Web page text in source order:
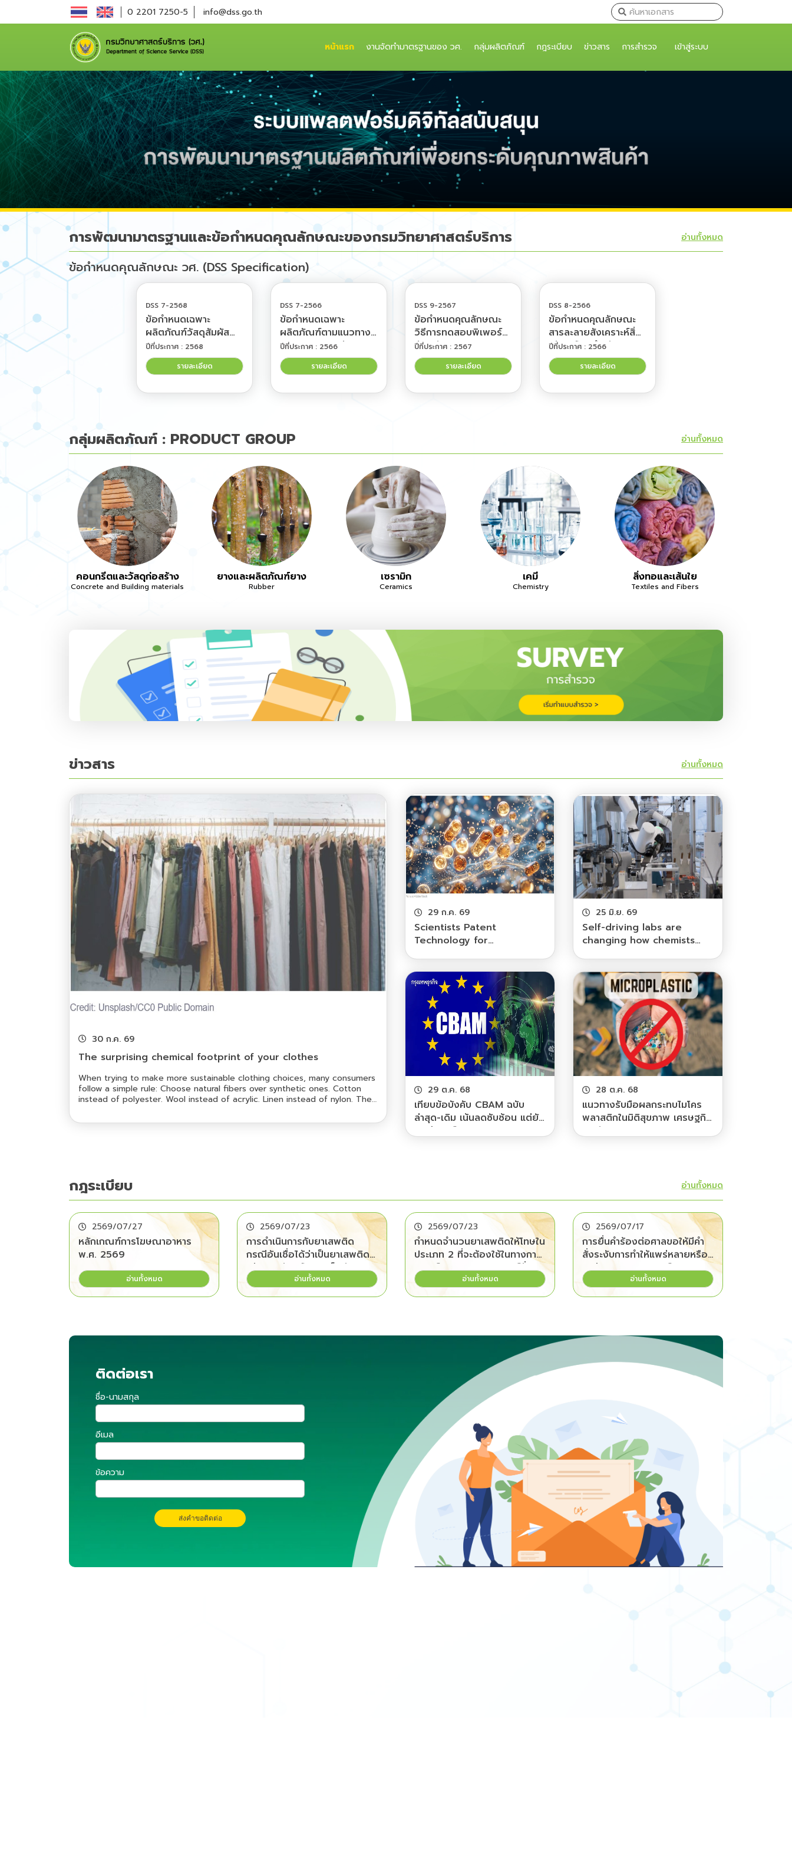
0 2201 7250-5 info@dss.go.th
หน้าแรก(CURRENT)
งานจัดทำมาตรฐานของ วศ. กลุ่มผลิตภัณฑ์ กฎระเบียบ ข่าวสาร การสำรวจ เข้าสู่ระบบ
การพัฒนามาตรฐานและข้อกำหนดคุณลักษณะของกรมวิทยาศาสตร์บริการ อ่านทั้งหมด
ข้อกำหนดคุณลักษณะ วศ. (DSS Specification)
DSS 7-2568
ข้อกำหนดเฉพาะ
ผลิตภัณฑ์วัสดุสัมผัส
อาหารจากธรรมชาติ :
ภาชนะกาบหมาก (The
specific
natural food
containers) (ปรับปรุง
ปีที่ประกาศ : 2568
รายละเอียด
DSS 7-2566
ข้อกำหนดเฉพาะ
ผลิตภัณฑ์ตามแนวทาง
เศรษฐกิจหมุนเวียน :
ภาชนะสัมผัสอาหารจาก
ธรรรมชาติกาบหมาก
the specific
contact products :
ปีที่ประกาศ : 2566
รายละเอียด
DSS 9-2567
ข้อกำหนดคุณลักษณะ
วิธีการทดสอบพิเพอร์
รีนในวัตถุดิบพริกไทย
แห้งด้วยเทคนิค HPLC
(Specification for
for piperine in
ปีที่ประกาศ : 2567
รายละเอียด
DSS 8-2566
ข้อกำหนดคุณลักษณะ
สารละลายสังเคราะห์สิ่ง
เทียมเลือดสำหรับการ
ทดสอบ
ปีที่ประกาศ : 2566
รายละเอียด
กลุ่มผลิตภัณฑ์ : PRODUCT GROUP อ่านทั้งหมด
คอนกรีตและวัสดุก่อสร้าง
Concrete and Building materials
ยางและผลิตภัณฑ์ยาง
Rubber
เซรามิก
Ceramics
เคมี
Chemistry
สิ่งทอและเส้นใย
Textiles and Fibers
ข่าวสาร อ่านทั้งหมด
30 ก.ค. 69
The surprising chemical footprint of your clothes
When trying to make more sustainable clothing choices, many consumers
follow a simple rule: Choose natural fibers over synthetic ones. Cotton
instead of polyester. Wool instead of acrylic. Linen instead of nylon. The
animals, while synthetic fibers are largely derived from fossil fuels. If a
29 ก.ค. 69
Scientists Patent
Technology for
25 มิ.ย. 69
Self-driving labs are
changing how chemists
29 ต.ค. 68
เทียบข้อบังคับ CBAM ฉบับ
ล่าสุด-เดิม เน้นลดซับซ้อน แต่ยัง
คุมเข้มคาร์บอน 99%
28 ต.ค. 68
แนวทางรับมือผลกระทบไมโคร
พลาสติกในมิติสุขภาพ เศรษฐกิจ
และสังคม
กฎระเบียบ อ่านทั้งหมด
2569/07/27
หลักเกณฑ์การโฆษณาอาหาร
พ.ศ. 2569
อ่านทั้งหมด
2569/07/23
การดำเนินการกับยาเสพติด
กรณีอันเชื่อได้ว่าเป็นยาเสพติดที่
ไม่ปลอดภัยหรืออาจเป็นอันตราย
ต่อผู้ใช้ พ.ศ. 2569
อ่านทั้งหมด
2569/07/23
กำหนดจำนวนยาเสพติดให้โทษใน
ประเภท 2 ที่จะต้องใช้ในทางการ
แพทย์และทางวิทยาศาสตร์ทั่ว
ราชอาณาจักรประจำปี พ.ศ.
2569 (ฉบับที่ 2) พ.ศ. 2569
อ่านทั้งหมด
2569/07/17
การยื่นคำร้องต่อศาลขอให้มีคำ
สั่งระงับการทำให้แพร่หลายหรือ
ลบข้อมูลคอมพิวเตอร์ออกจาก
ระบบคอมพิวเตอร์ ในกรณีที่มี
เหตุจำเป็นเร่งด่วน พ.ศ. 2569
อ่านทั้งหมด
ติดต่อเรา
ชื่อ-นามสกุล
อีเมล
ข้อความ